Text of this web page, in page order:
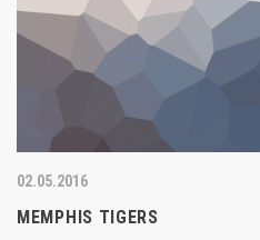
02.05.2016
MEMPHIS TIGERS